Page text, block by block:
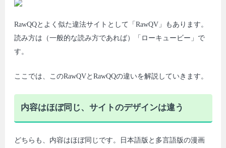
RawQQとよく似た違法サイトとして「RawQV」もあります。
読み方は（一般的な読み方であれば）「ローキュービー」で
す。
ここでは、このRawQVとRawQQの違いを解説していきます。
内容はほぼ同じ、サイトのデザインは違う
どちらも、内容はほぼ同じです。日本語版と多言語版の漫画